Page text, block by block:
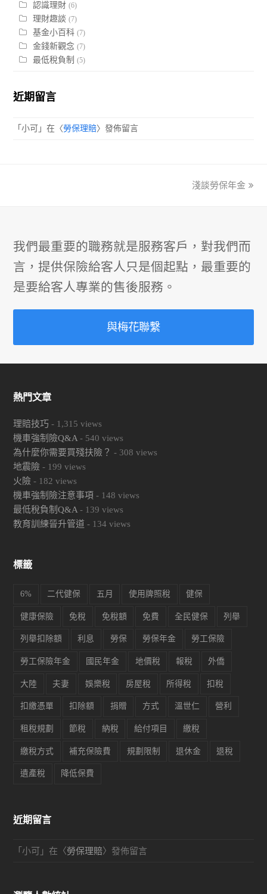
認識理財 (6)
理財趣談 (7)
基金小百科 (7)
金錢新觀念 (7)
最低稅負制 (5)
近期留言
「小可 」在〈勞保理賠〉發佈留言
next
淺談勞保年金
我們最重要的職務就是服務客戶，對我們而
言，提供保險給客人只是個起點，最重要的
是要給客人專業的售後服務。
與梅花聯繫
熱門文章
理賠技巧 - 1,315 views
機車強制險Q&A - 540 views
為什麼你需要買殘扶險？ - 308 views
地震險 - 199 views
火險 - 182 views
機車強制險注意事項 - 148 views
最低稅負制Q&A - 139 views
教育訓練晉升管道 - 134 views
標籤
6% 二代健保 五月 使用牌照稅 健保
健康保險 免稅 免稅額 免費 全民健保 列舉
列舉扣除額 利息 勞保 勞保年金 勞工保險
勞工保險年金 國民年金 地價稅 報稅 外僑
大陸 夫妻 娛樂稅 房屋稅 所得稅 扣稅
扣繳憑單 扣除額 捐贈 方式 溫世仁 營利
租稅規劃 節稅 納稅 給付項目 繳稅
繳稅方式 補充保險費 規劃限制 退休金 退稅
遺產稅 降低保費
近期留言
「 小可 」在〈勞保理賠〉發佈留言